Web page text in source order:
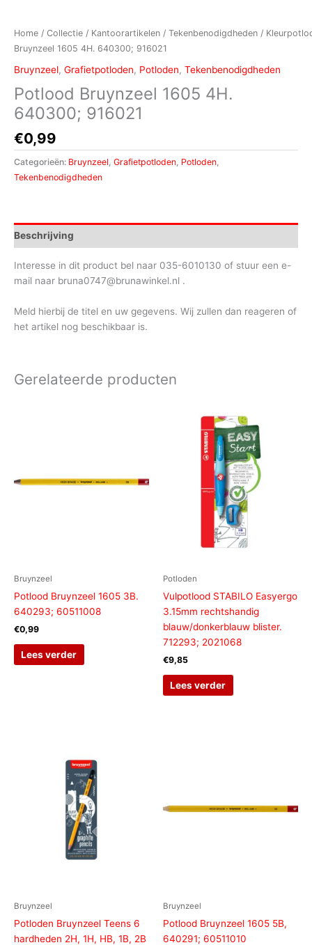
Home / Collectie / Kantoorartikelen / Tekenbenodigdheden /
Bruynzeel 1605 4H. 640300; 916021
Bruynzeel, Grafietpotloden, Potloden, Tekenbenodigdheden
Potlood Bruynzeel 1605 4H.
640300; 916021
€0,99
Categorieën: Bruynzeel Grafietpotloden Potloden
Tekenbenodigdheden
Beschrijving
Interesse in dit product bel naar 035-6010130 of stuur een e-
mail naar bruna0747@brunawinkel.nl .
Meld hierbij de titel en uw gegevens. Wij zullen dan reageren of
het artikel nog beschikbaar is.
Gerelateerde producten
Bruynzeel
Potlood Bruynzeel 1605 3B.
640293; 60511008
€0,99
Lees verder
Potloden
Vulpotlood STABILO Easyergo
3.15mm rechtshandig
blauw/donkerblauw blister.
712293; 2021068
€9,85
Lees verder
Bruynzeel
Potloden Bruynzeel Teens 6
hardheden 2H, 1H, HB, 1B, 2B
Bruynzeel
Potlood Bruynzeel 1605 5B,
640291; 60511010